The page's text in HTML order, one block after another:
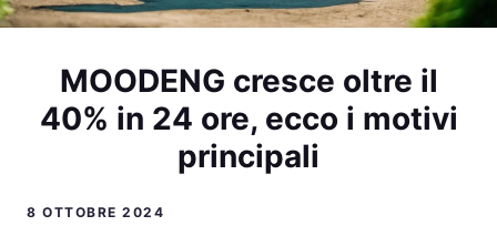
MOODENG cresce oltre il
40% in 24 ore, ecco i motivi
principali
8 OTTOBRE 2024